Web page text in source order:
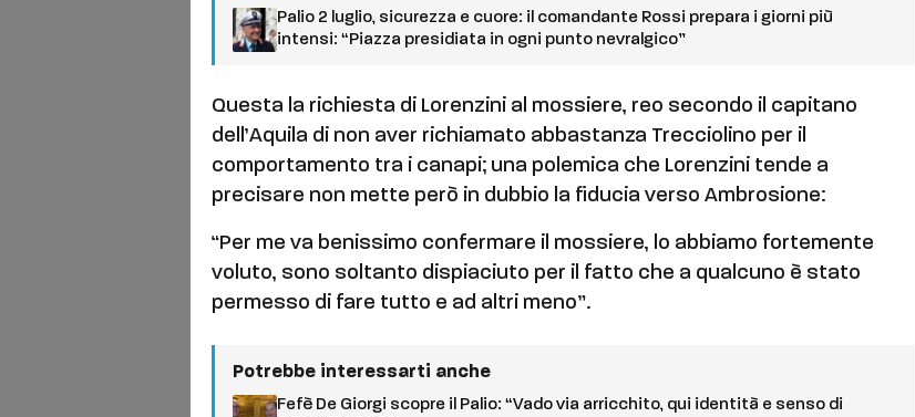
Palio 2 luglio, sicurezza e cuore: il comandante Rossi prepara i giorni più
intensi: “Piazza presidiata in ogni punto nevralgico”
Questa la richiesta di Lorenzini al mossiere, reo secondo il capitano
dell’Aquila di non aver richiamato abbastanza Trecciolino per il
comportamento tra i canapi; una polemica che Lorenzini tende a
precisare non mette però in dubbio la fiducia verso Ambrosione:
“Per me va benissimo confermare il mossiere, lo abbiamo fortemente
voluto, sono soltanto dispiaciuto per il fatto che a qualcuno è stato
permesso di fare tutto e ad altri meno”.
Potrebbe interessarti anche
Fefè De Giorgi scopre il Palio: “Vado via arricchito, qui identità e senso di